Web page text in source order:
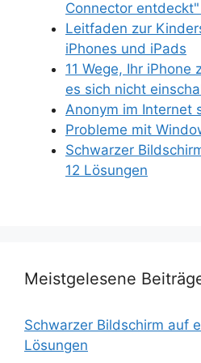
Connector
Leitfaden zur
iPhones und iPads
11 Wege, Ihr iPhone
es sich nicht
Anonym im Internet
Probleme mit
Schwarzer
12 Lösungen
Meistgelesene
Schwarzer Bildschirm auf
Lösungen